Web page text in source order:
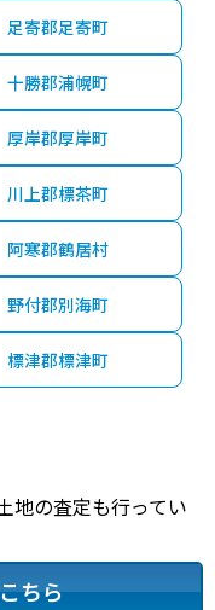
足寄郡足寄町
十勝郡浦幌町
厚岸郡厚岸町
川上郡標茶町
阿寒郡鶴居村
野付郡別海町
標津郡標津町
地の査定も行ってい
ちら